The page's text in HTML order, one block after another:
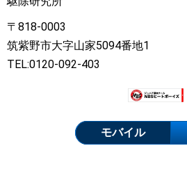
〒818-0003
筑紫野市大字山家5094番地1
TEL:0120-092-403
モバイル